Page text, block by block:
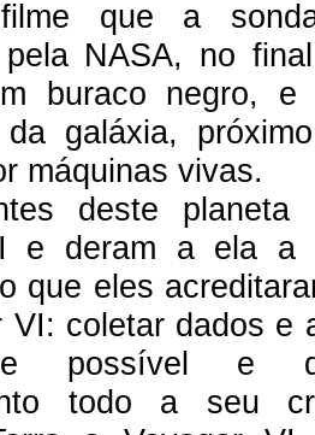
que a
pela NASA, no
buraco negro, e
galáxia,
máquinas vivas.
deste planeta
e deram a ela a
que eles
VI: coletar dados e
possível e
todo a seu